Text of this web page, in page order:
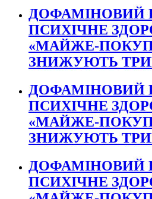
ДОФАМІНОВИЙ
ПСИХІЧНЕ
«МАЙЖЕ-
ЗНИЖУЮТЬ
ДОФАМІНОВИЙ
ПСИХІЧНЕ
«МАЙЖЕ-
ЗНИЖУЮТЬ
ДОФАМІНОВИЙ
ПСИХІЧНЕ